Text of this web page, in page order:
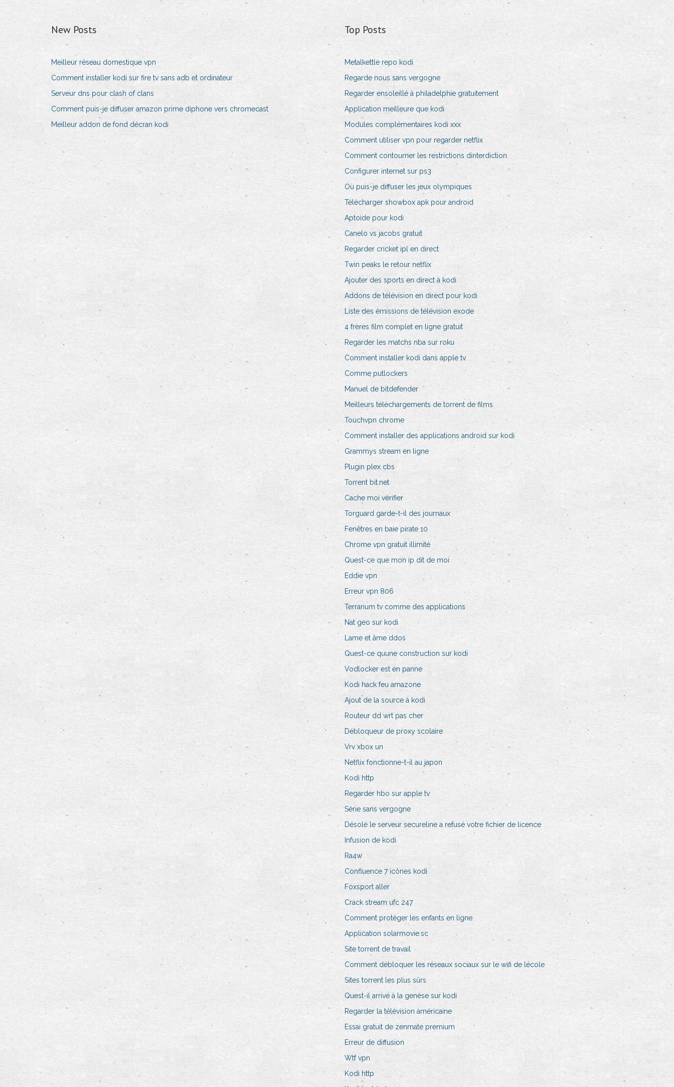
New Posts
Meilleur réseau domestique vpn
Comment installer kodi sur fire tv sans adb et ordinateur
Serveur dns pour clash of clans
Comment puis-je diffuser amazon prime diphone vers chromecast
Meilleur addon de fond décran kodi
Top Posts
Metalkettle repo kodi
Regarde nous sans vergogne
Regarder ensoleillé à philadelphie gratuitement
Application meilleure que kodi
Modules complémentaires kodi xxx
Comment utiliser vpn pour regarder netflix
Comment contourner les restrictions dinterdiction
Configurer internet sur ps3
Où puis-je diffuser les jeux olympiques
Télécharger showbox apk pour android
Aptoide pour kodi
Canelo vs jacobs gratuit
Regarder cricket ipl en direct
Twin peaks le retour netflix
Ajouter des sports en direct à kodi
Addons de télévision en direct pour kodi
Liste des émissions de télévision exode
4 frères film complet en ligne gratuit
Regarder les matchs nba sur roku
Comment installer kodi dans apple tv
Comme putlockers
Manuel de bitdefender
Meilleurs téléchargements de torrent de films
Touchvpn chrome
Comment installer des applications android sur kodi
Grammys stream en ligne
Plugin plex cbs
Torrent bit.net
Cache moi vérifier
Torguard garde-t-il des journaux
Fenêtres en baie pirate 10
Chrome vpn gratuit illimité
Quest-ce que mon ip dit de moi
Eddie vpn
Erreur vpn 806
Terrarium tv comme des applications
Nat geo sur kodi
Lame et âme ddos
Quest-ce quune construction sur kodi
Vodlocker est en panne
Kodi hack feu amazone
Ajout de la source à kodi
Routeur dd wrt pas cher
Débloqueur de proxy scolaire
Vrv xbox un
Netflix fonctionne-t-il au japon
Kodi http
Regarder hbo sur apple tv
Série sans vergogne
Désolé le serveur secureline a refusé votre fichier de licence
Infusion de kodi
Ra4w
Confluence 7 icônes kodi
Foxsport aller
Crack stream ufc 247
Comment protéger les enfants en ligne
Application solarmovie.sc
Site torrent de travail
Comment débloquer les réseaux sociaux sur le wifi de lécole
Sites torrent les plus sûrs
Quest-il arrivé à la genèse sur kodi
Regarder la télévision américaine
Essai gratuit de zenmate premium
Erreur de diffusion
Wtf vpn
Kodi http